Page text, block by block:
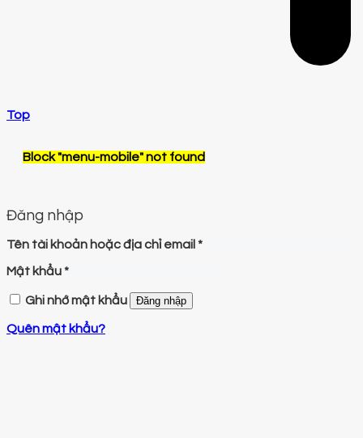
Top
Block"menu-mobile"not found
Đăng nhập
Tên tài khoản hoặc địa chỉ email *
Mật khẩu*
Ghi nhớ mật khẩu Đăng nhập
Quên mật khẩu?